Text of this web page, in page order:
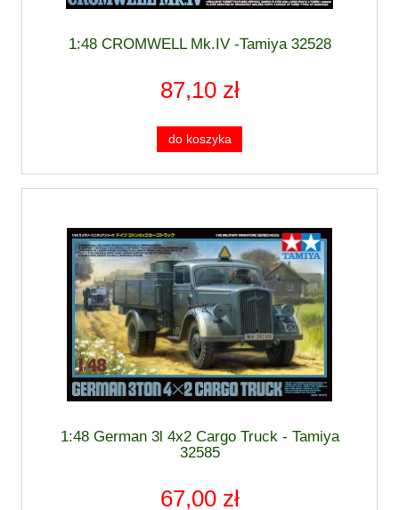
1:48 CROMWELL Mk.IV -Tamiya 32528
87,10 zł
do koszyka
1:48 German 3l 4x2 Cargo Truck - Tamiya
32585
67,00 zł